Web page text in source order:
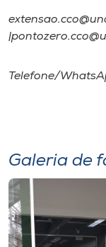
Telefone/
Galeria de